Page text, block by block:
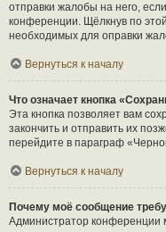
отправки жалобы на него,
конференции. Щёлкнув по
необходимых для оправки
Вернуться к началу
Что означает кнопка
Эта кнопка позволяет вам
закончить и отправить их
перейдите в параграф
Вернуться к началу
Почему моё сообщение
Администратор конференции